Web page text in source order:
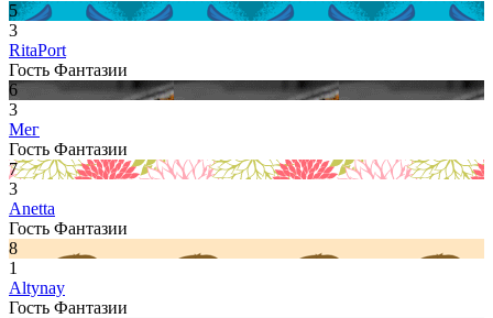
5
3
RitaPort
Гость Фантазии
6
3
Мег
Гость Фантазии
7
3
Anetta
Гость Фантазии
8
1
Altynay
Гость Фантазии